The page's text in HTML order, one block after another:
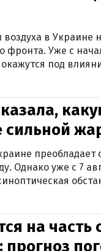
в Украине
фронта. Уже с
под
сильной
Однако уже с 7
на часть